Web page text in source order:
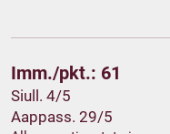
Imm./pkt.: 61
Siull. 4/5
Aappass. 29/5